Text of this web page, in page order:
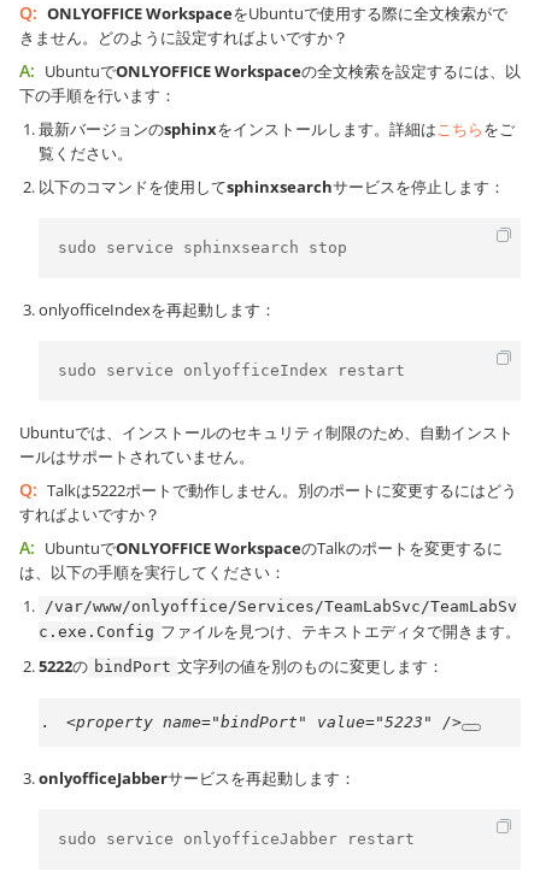
Q: ONLYOFFICE WorkspaceをUbuntuで使用する際に全文検索がで
きません。どのように設定すればよいですか？
A: UbuntuでONLYOFFICE Workspaceの全文検索を設定するには、以
下の手順を行います：
最新バージョンのsphinxをインストールします。詳細はこちらをご
覧ください。
以下のコマンドを使用してsphinxsearchサービスを停止します：
sudo service sphinxsearch stop
onlyofficeIndexを再起動します：
sudo service onlyofficeIndex restart
Ubuntuでは、インストールのセキュリティ制限のため、自動インスト
ールはサポートされていません。
Q: Talkは5222ポートで動作しません。別のポートに変更するにはどう
すればよいですか？
A: UbuntuでONLYOFFICE WorkspaceのTalkのポートを変更するに
は、以下の手順を実行してください：
/var/www/onlyoffice/Services/TeamLabSvc/TeamLabSv
c.exe.Config ファイルを見つけ、テキストエディタで開きます。
5222の bindPort 文字列の値を別のものに変更します：
<property name="bindPort" value="5223" />
onlyofficeJabberサービスを再起動します：
sudo service onlyofficeJabber restart